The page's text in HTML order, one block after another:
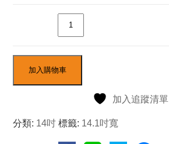
加入購物車
加入追蹤清單
分類: 14吋 標籤: 14.1吋寬